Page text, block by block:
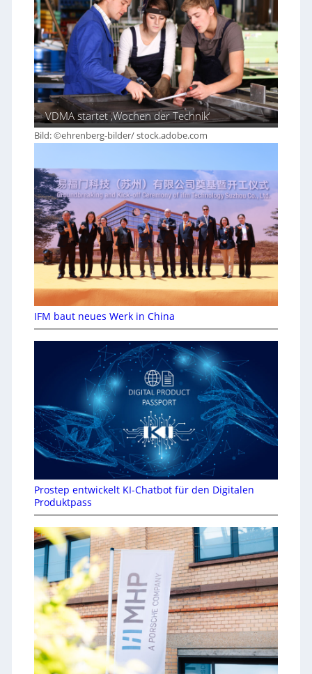
VDMA startet ‚Wochen der Technik‘
Bild: ©ehrenberg-bilder/ stock.adobe.com
IFM baut neues Werk in China
Prostep entwickelt KI-Chatbot für den Digitalen
Produktpass